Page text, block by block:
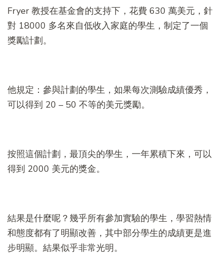
Fryer 教授在基金會的支持下，花費 630 萬美元，針
對 18000 多名來自低收入家庭的學生，制定了一個
獎勵計劃。
他規定：參與計劃的學生，如果每次測驗成績優秀，
可以得到 20 – 50 不等的美元獎勵。
按照這個計劃，最頂尖的學生，一年累積下來，可以
得到 2000 美元的獎金。
結果是什麼呢？幾乎所有參加實驗的學生，學習熱情
和態度都有了明顯改善，其中部分學生的成績更是進
步明顯。結果似乎非常光明。